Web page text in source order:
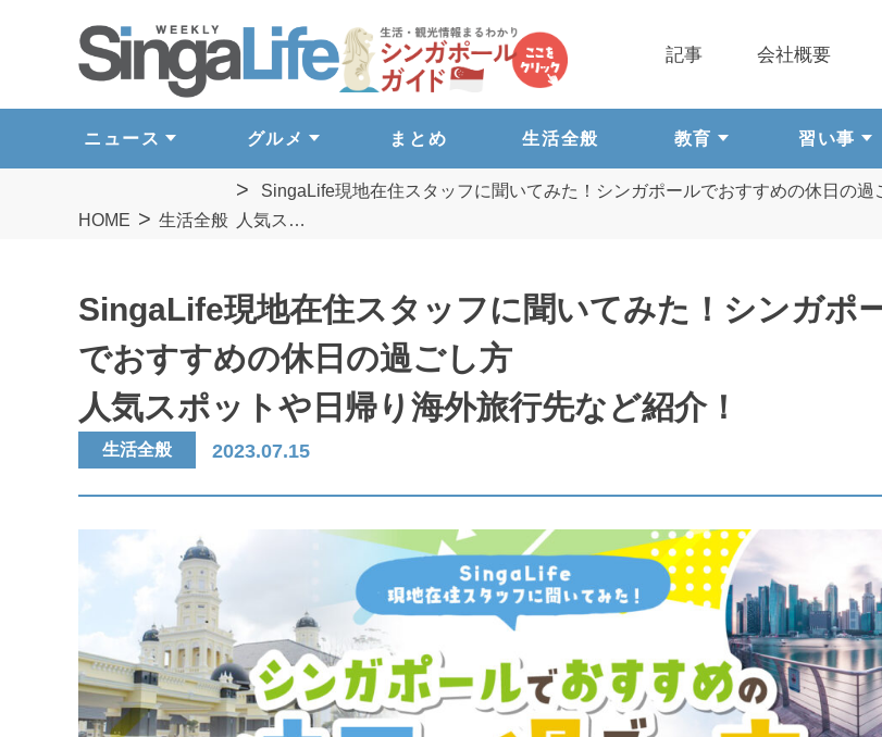
ニュース グルメ まとめ 生活全般 教育 習い事
記事 会社概要
HOME 生活全般
SingaLife現地在住スタッフに聞いてみた！シンガポールでおすすめの休日の過
人気ス…
SingaLife現地在住スタッフに聞いてみた！シンガポ
でおすすめの休日の過ごし方
人気スポットや日帰り海外旅行先など紹介！
生活全般 2023.07.15